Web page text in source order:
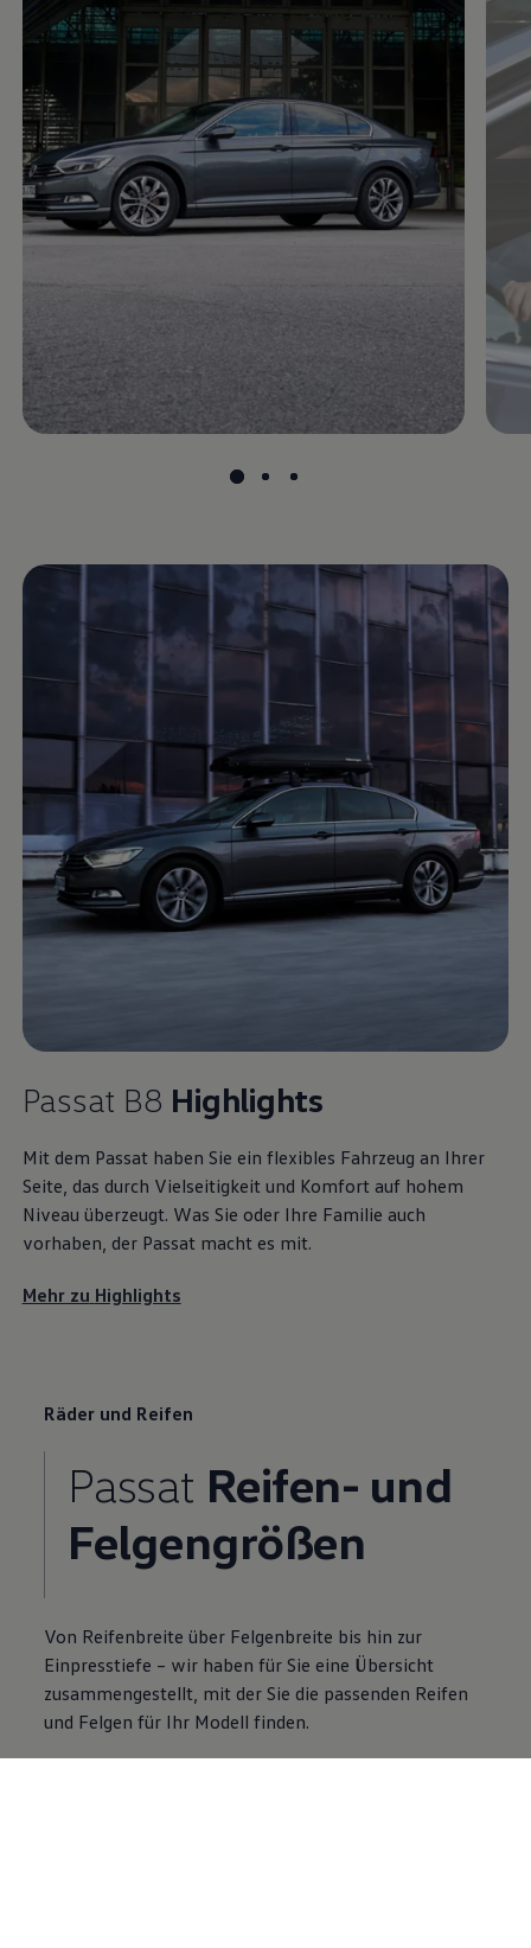
Passat B8 Highlights
Mit dem Passathaben Sie ein flexibles Fahrzeug an Ihrer
Seite, das durch Vielseitigkeit und Komfort auf hohem
Niveau überzeugt. Was Sie oder Ihre Familie auch
vorhaben, der Passatmacht es mit.
Mehr zu Highlights
Räder und Reifen
Passat Reifen- und
Felgengrößen
Von Reifenbreite über Felgenbreite bis hin zur
Einpresstiefe – wir haben für Sie eine Übersicht
zusammengestellt, mit der Sie die passenden Reifen
und Felgen für Ihr Modell finden.